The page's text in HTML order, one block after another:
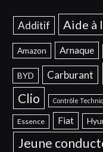
Additif Aide à
Amazon Arnaque
BYD Carburant
Clio Contrôle
Essence Fiat
Jeune